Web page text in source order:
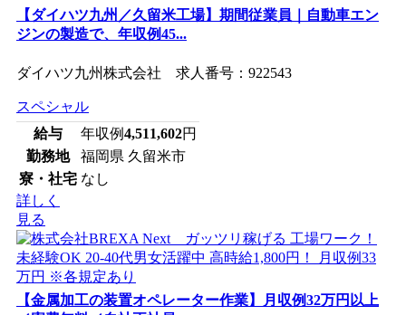
【ダイハツ九州／久留米工場】期間従業員｜自動車エン
ジンの製造で、年収例45...
ダイハツ九州株式会社 求人番号：922543
スペシャル
給与
年収例4,511,602円
勤務地
福岡県 久留米市
寮・社宅 なし
詳しく
見る
【金属加工の装置オペレーター作業】月収例32万円以上